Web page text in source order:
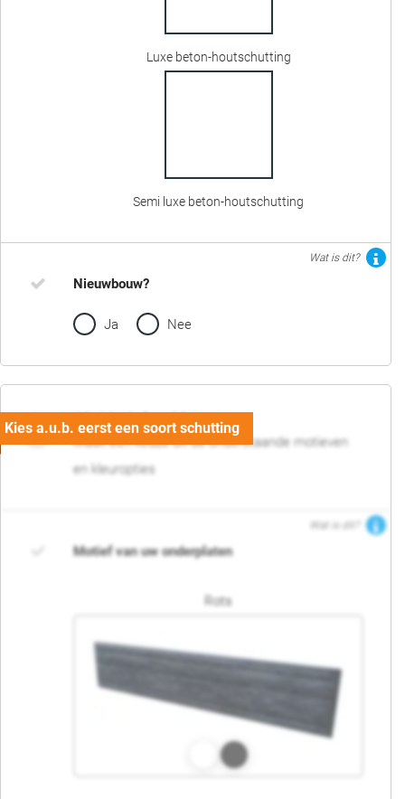
Luxe beton-houtschutting
Semi luxe beton-houtschutting
Wat is dit?
Nieuwbouw?
Ja Nee
02. Motief en kleur
Maak een keuze uit de onderstaande motieven
en kleuropties
Wat is dit?
Motief van uw onderplaten
Rots